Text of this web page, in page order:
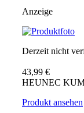
Anzeige
Derzeit nicht
43,99 €
HEUNEC
Produkt ansehen